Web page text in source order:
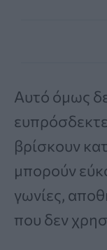
Αυτό όμως
βρίσκουν
μπορούν
γωνίες,
που δεν